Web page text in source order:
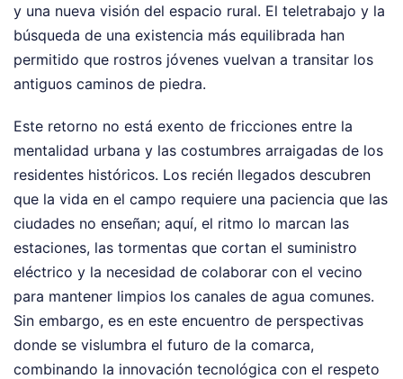
y una nueva visión del espacio rural. El teletrabajo y la
búsqueda de una existencia más equilibrada han
permitido que rostros jóvenes vuelvan a transitar los
antiguos caminos de piedra.
Este retorno no está exento de fricciones entre la
mentalidad urbana y las costumbres arraigadas de los
residentes históricos. Los recién llegados descubren
que la vida en el campo requiere una paciencia que las
ciudades no enseñan; aquí, el ritmo lo marcan las
estaciones, las tormentas que cortan el suministro
eléctrico y la necesidad de colaborar con el vecino
para mantener limpios los canales de agua comunes.
Sin embargo, es en este encuentro de perspectivas
donde se vislumbra el futuro de la comarca,
combinando la innovación tecnológica con el respeto